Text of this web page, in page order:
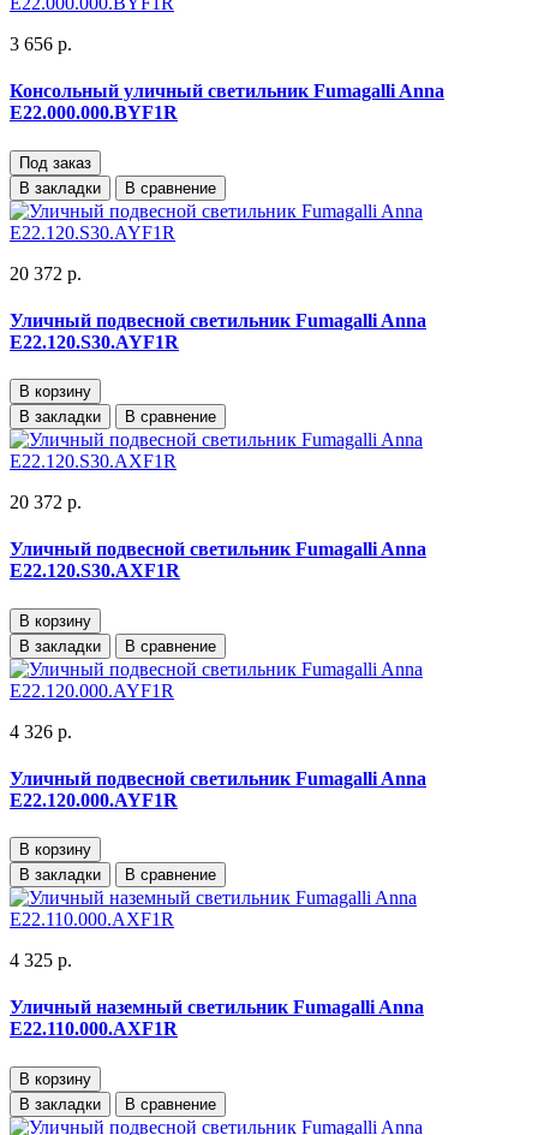
3 656 р.
Консольный уличный светильник Fumagalli Anna
E22.000.000.BYF1R
Под заказ
В закладки
В сравнение
20 372 р.
Уличный подвесной светильник Fumagalli Anna
E22.120.S30.AYF1R
В корзину
В закладки
В сравнение
20 372 р.
Уличный подвесной светильник Fumagalli Anna
E22.120.S30.AXF1R
В корзину
В закладки
В сравнение
4 326 р.
Уличный подвесной светильник Fumagalli Anna
E22.120.000.AYF1R
В корзину
В закладки
В сравнение
4 325 р.
Уличный наземный светильник Fumagalli Anna
E22.110.000.AXF1R
В корзину
В закладки
В сравнение